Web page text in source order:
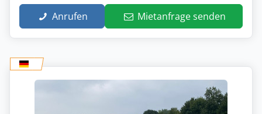
Anrufen Mietanfrage senden